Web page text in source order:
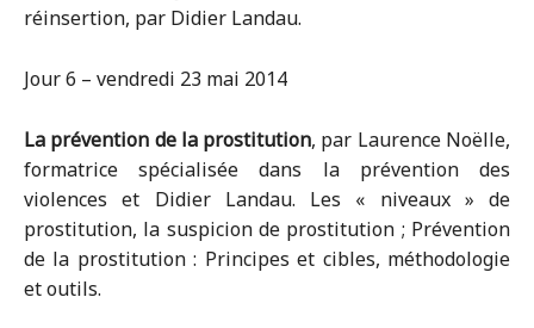
réinsertion, par Didier Landau.
Jour 6 – vendredi 23 mai 2014
La prévention de la prostitution, par Laurence Noëlle,
formatrice spécialisée dans la prévention des
violences et Didier Landau. Les « niveaux » de
prostitution, la suspicion de prostitution ; Prévention
de la prostitution : Principes et cibles, méthodologie
et outils.